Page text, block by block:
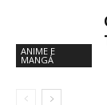
ANIME E
MANGÁ